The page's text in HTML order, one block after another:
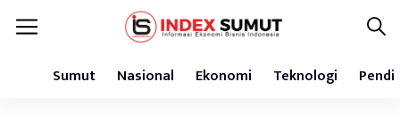
Sumut Nasional Ekonomi Teknologi